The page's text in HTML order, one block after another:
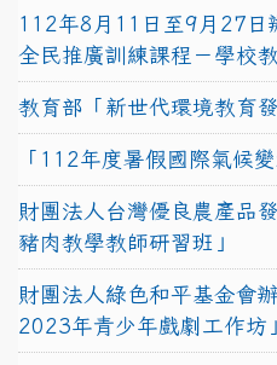
112年8月11日至9月27日
全民推廣訓練課程－學校
教育部「新世代環境教育
「112年度暑假國際氣候
財團法人台灣優良農產品
豬肉教學教師研習班」
財團法人綠色和平基金會
2023年青少年戲劇工作坊